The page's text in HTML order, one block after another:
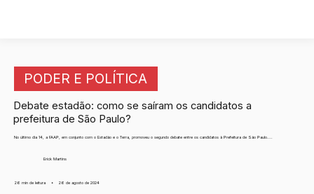
PODER E POLÍTICA
Debate estadão: como se saíram os candidatos a
prefeitura de São Paulo?
No último dia 14, a FAAP, em conjunto com o Estadão e o Terra, promoveu o segundo debate entre os candidatos à Prefeitura de São Paulo....
Erick Martins
26 min de leitura • 26 de agosto de 2024